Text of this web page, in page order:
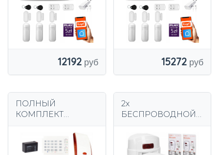
R3D3
12192 15272
ПОЛНЫЙ
КОМПЛЕКТ
СИГНАЛИЗАЦИИ
2x
БЕСПРОВОДНОЙ
ДВИЖЕНИЯ +
ПУЛЬТ